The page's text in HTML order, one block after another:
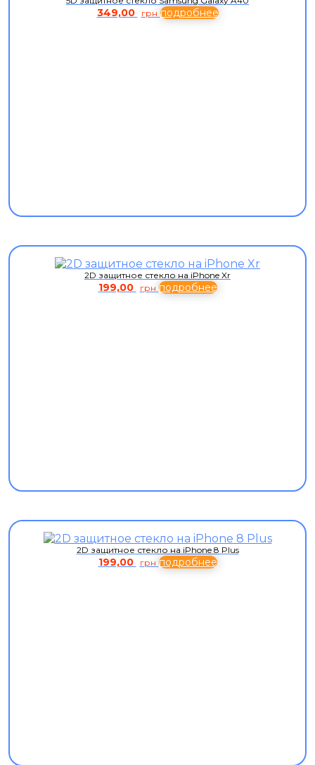
349,00 грн подробнее
2D защитное стекло на iPhone Xr
199,00 грн подробнее
2D защитное стекло на iPhone 8 Plus
199,00 грн подробнее